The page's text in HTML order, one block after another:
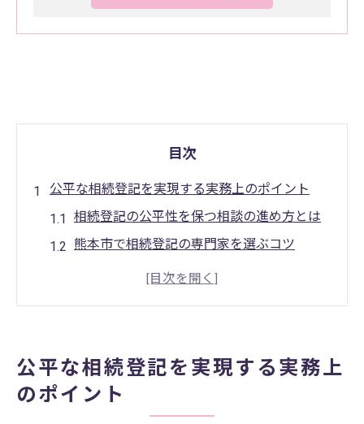
目次
公平な相続登記を実現する実務上のポイント
相続登記の公平性を保つ相談の進め方とは
熊本市で相続登記の専門家を選ぶコツ
司法書士名簿を利用した相続登記の安心感
正確な名義変更が必要な理由と流れ
相続登記と名義変更の流れを正しく理解す
る
公平な相続登記を実現する実務上
のポイント